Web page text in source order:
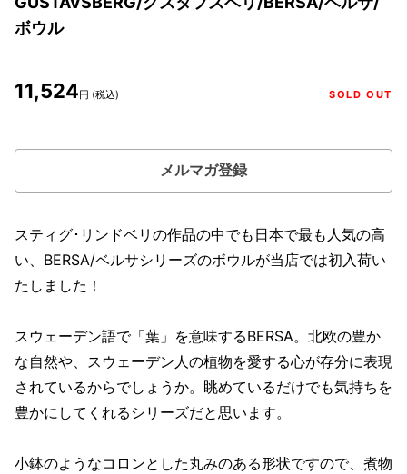
ボウル
11,524円 (税込) SOLD OUT
メルマガ登録
スティグ･リンドベリの作品の中でも日本で最も人気の高
い、BERSA/ベルサシリーズのボウルが当店では初入荷い
たしました！
スウェーデン語で「葉」を意味するBERSA。北欧の豊か
な自然や、スウェーデン人の植物を愛する心が存分に表現
されているからでしょうか。眺めているだけでも気持ちを
豊かにしてくれるシリーズだと思います。
小鉢のようなコロンとした丸みのある形状ですので、煮物